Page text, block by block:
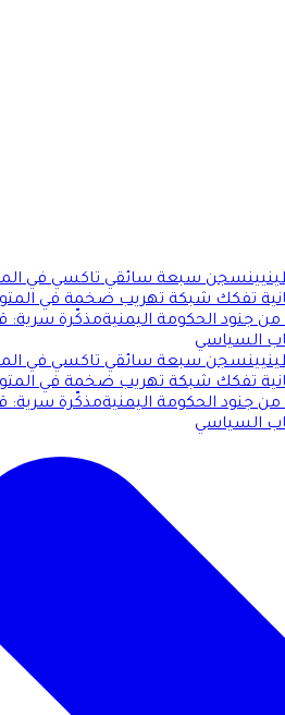
سجن سبعة سائقي تاكسي في
تفكك شبكة تهريب ضخمة في المتوسط
جنود الحكومة اليمنيةمذكّرة سرية:
السياسي
سجن سبعة سائقي تاكسي في
تفكك شبكة تهريب ضخمة في المتوسط
جنود الحكومة اليمنيةمذكّرة سرية:
السياسي